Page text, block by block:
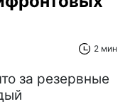
2 мин
за резервные